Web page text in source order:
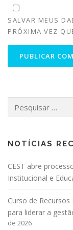
SALVAR MEUS
PRÓXIMA VEZ
NOTÍCIAS
CEST abre
Institucional e
Curso de
para liderar a
de 2026